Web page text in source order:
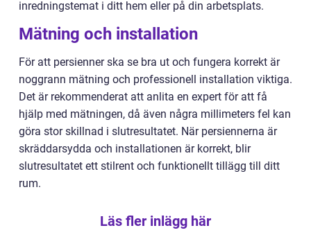
inredningstemat i ditt hem eller på din arbetsplats.
Mätning och installation
För att persienner ska se bra ut och fungera korrekt är
noggrann mätning och professionell installation viktiga.
Det är rekommenderat att anlita en expert för att få
hjälp med mätningen, då även några millimeters fel kan
göra stor skillnad i slutresultatet. När persiennerna är
skräddarsydda och installationen är korrekt, blir
slutresultatet ett stilrent och funktionellt tillägg till ditt
rum.
Läs fler inlägg här